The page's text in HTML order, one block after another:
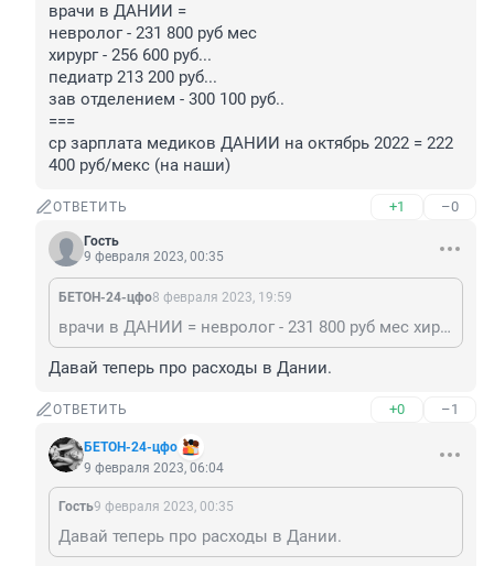
врачи в ДАНИИ =
невролог - 231 800 руб мес
хирург - 256 600 руб...
педиатр 213 200 руб...
зав отделением - 300 100 руб..
===
ср зарплата медиков ДАНИИ на октябрь 2022 = 222
400 руб/мекс (на наши)
ОТВЕТИТЬ +1 –0
Гость
9 февраля 2023, 00:35
БЕТОН-24-цфо8 февраля 2023, 19:59
врачи в ДАНИИ = невролог - 231 800 руб мес хирург - 256 600 руб... педиатр 213 200 руб... зав отделением - 300 100 руб.. === ср зарплата медиков ДАНИИ на октябрь 2022 = 222 400 руб/мекс (на наши)
Давай теперь про расходы в Дании.
ОТВЕТИТЬ +0 –1
БЕТОН-24-цфо
9 февраля 2023, 06:04
Гость9 февраля 2023, 00:35
Давай теперь про расходы в Дании.